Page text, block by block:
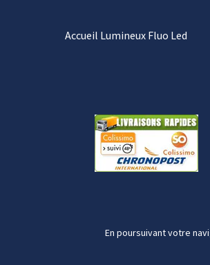
Accueil Lumineux Fluo Led
En poursuivant votre